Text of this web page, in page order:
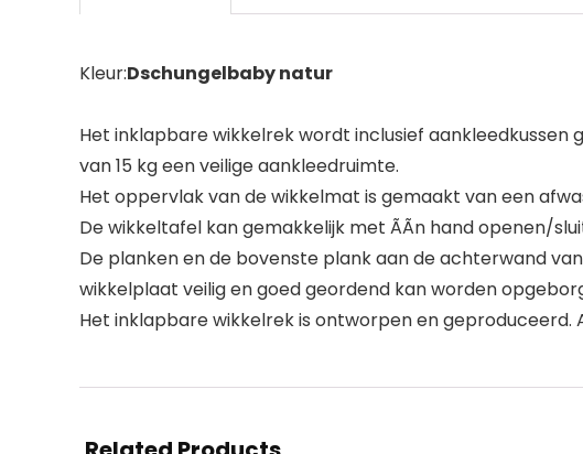
Kleur:Dschungelbaby natur
Het inklapbare wikkelrek wordt inclusief
van 15 kg een veilige aankleedruimte.
Het oppervlak van de wikkelmat is gemaakt van een
De wikkeltafel kan gemakkelijk met ÃÃn hand openen/
De planken en de bovenste plank aan de achterwand
wikkelplaat veilig en goed geordend kan worden
Het inklapbare wikkelrek is ontworpen en